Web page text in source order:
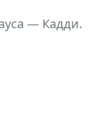
— Кадди.